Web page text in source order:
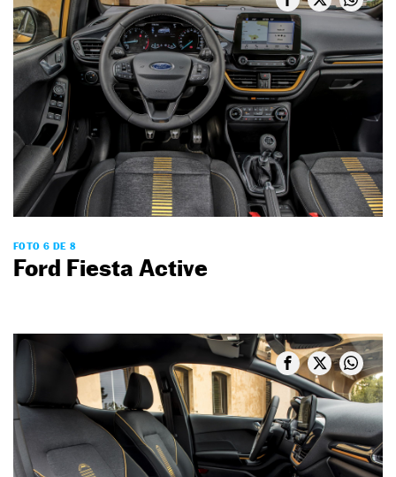
FOTO 6 DE 8
Ford Fiesta Active